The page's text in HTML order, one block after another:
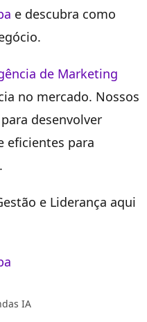
e descubra como
de Marketing
no mercado. Nossos
desenvolver
eficientes para
e Liderança aqui
IA